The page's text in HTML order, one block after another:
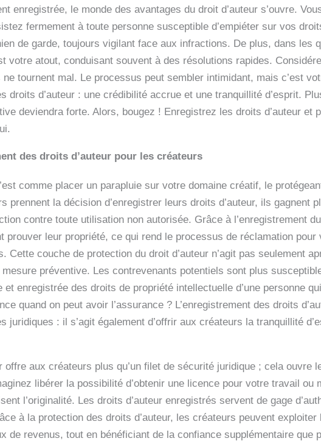
enregistrée, le monde des avantages du droit d’auteur s’ouvre.
fermement à toute personne susceptible d’empiéter sur vos
de garde, toujours vigilant face aux infractions. De plus, dans les
votre atout, conduisant souvent à des résolutions rapides.
tournent mal. Le processus peut sembler intimidant, mais c’est
droits d’auteur : une crédibilité accrue et une tranquillité d’esprit.
deviendra forte. Alors, bougez ! Enregistrez les droits d’auteur et
des droits d’auteur pour les créateurs
comme placer un parapluie sur votre domaine créatif, le
prennent la décision d’enregistrer leurs droits d’auteur, ils gagnent
contre toute utilisation non autorisée. Grâce à l’enregistrement
prouver leur propriété, ce qui rend le processus de réclamation pour
Cette couche de protection du droit d’auteur n’agit pas seulement
préventive. Les contrevenants potentiels sont plus
enregistrée des droits de propriété intellectuelle d’une personne
quand on peut avoir l’assurance ? L’enregistrement des droits
juridiques : il s’agit également d’offrir aux créateurs la tranquillité
offre aux créateurs plus qu’un filet de sécurité juridique ; cela ouvre
libérer la possibilité d’obtenir une licence pour votre travail ou
l’originalité. Les droits d’auteur enregistrés servent de gage
à la protection des droits d’auteur, les créateurs peuvent
de revenus, tout en bénéficiant de la confiance supplémentaire que